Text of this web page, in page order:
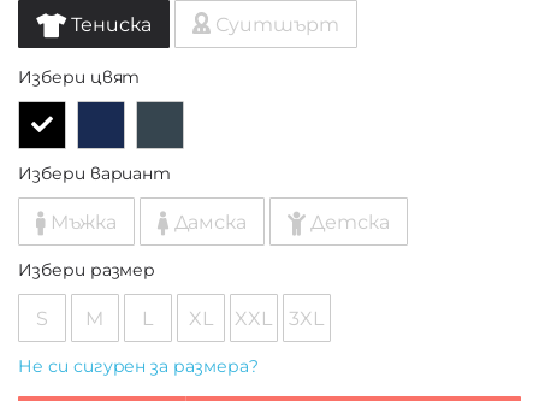
Тениска Суитшърт
Избери цвят
Избери вариант
Мъжка Дамска Детска
Избери размер
S M L XL XXL 3XL
Не си сигурен за размера?